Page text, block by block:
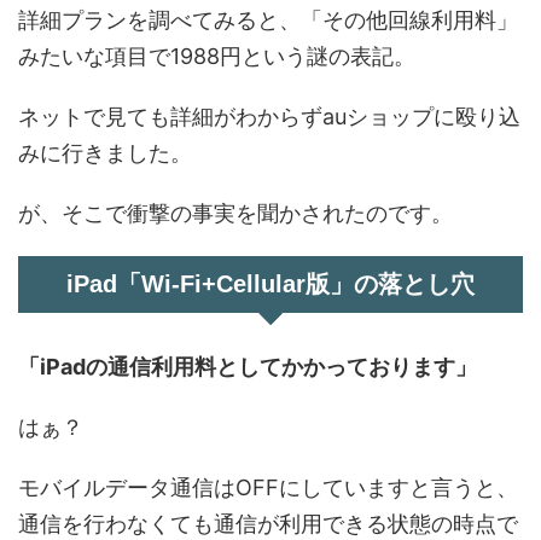
詳細プランを調べてみると、「その他回線利用料」
みたいな項目で1988円という謎の表記。
ネットで見ても詳細がわからずauショップに殴り込
みに行きました。
が、そこで衝撃の事実を聞かされたのです。
iPad「Wi-Fi+Cellular版」の落とし穴
「iPadの通信利用料としてかかっております」
はぁ？
モバイルデータ通信はOFFにしていますと言うと、
通信を行わなくても通信が利用できる状態の時点で